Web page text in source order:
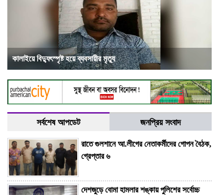
কালাইয়ে বিদ্যুৎস্পৃষ্ট হয়ে ব্যবসায়ীর মৃত্যু
সর্বশেষ আপডেট জনপ্রিয় সংবাদ
রাতে গুলশানে আ.লীগের নেতাকর্মীদের গোপন বৈঠক,
গ্রেপ্তার ৬
দেশজুড়ে বোমা হামলার শঙ্কায় পুলিশের সর্বোচ্চ